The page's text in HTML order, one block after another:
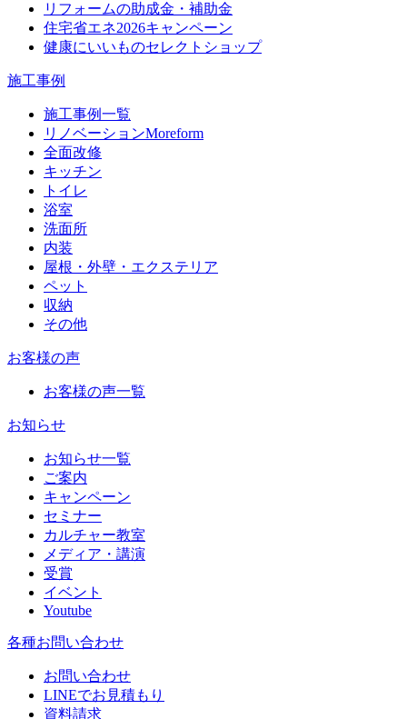
リフォームの助成金・補助金
住宅省エネ2026キャンペーン
健康にいいものセレクトショップ
施工事例
施工事例一覧
リノベーションMoreform
全面改修
キッチン
トイレ
浴室
洗面所
内装
屋根・外壁・エクステリア
ペット
収納
その他
お客様の声
お客様の声一覧
お知らせ
お知らせ一覧
ご案内
キャンペーン
セミナー
カルチャー教室
メディア・講演
受賞
イベント
Youtube
各種お問い合わせ
お問い合わせ
LINEでお見積もり
資料請求